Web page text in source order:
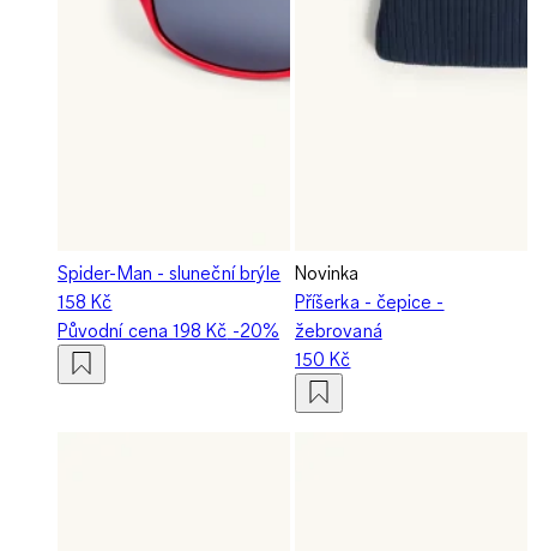
Spider-Man - sluneční brýle
158 Kč
Původní cena198 Kč -20%
Novinka
Příšerka - čepice -
žebrovaná
150 Kč